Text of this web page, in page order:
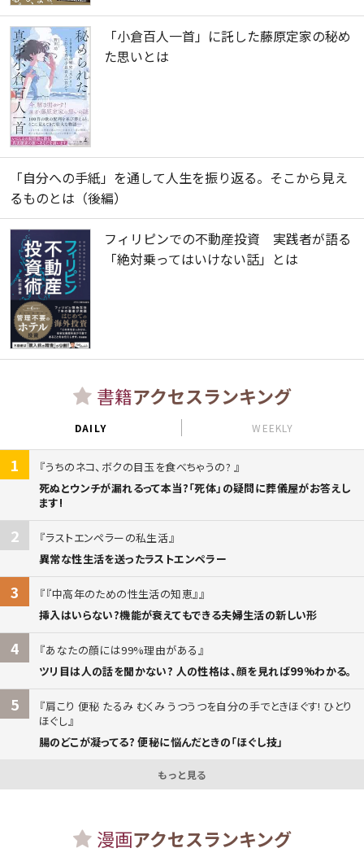
「小倉百人一首」に託した藤原定家の秘め
た思いとは
「自分への手紙」を通して人生を振り返る。そこから見え
るものとは（後編）
フィリピンでの不動産投資 実践者が語る
「絶対乗ってはいけない話」とは
書籍アクセスランキング
DAILY WEEKLY
1
うちのネコ、ボクの目玉を食べちゃうの?
死ぬとウンチが漏れるって本当?「死体」の疑問に葬儀屋がお答えし
ます!
2
ラストエンペラーの私生活
異常な性生活を送ったラストエンペラー
3
『中高年のための性生活の知恵』
挿入はいらない?機能が衰えてもできる夫婦生活の新しい形
4
あなたの顔には99%理由がある
ツリ目は人の話を聞かない? 人の性格は、顔を見れば99%わかる。
5
肩こり 便秘 たるみ むくみ うつうつを自分の手でときほぐす! ひとり
ほぐし
腸のどこが凝ってる? 便秘に悩んだときの「ほぐし技」
もっと見る
漫画アクセスランキング